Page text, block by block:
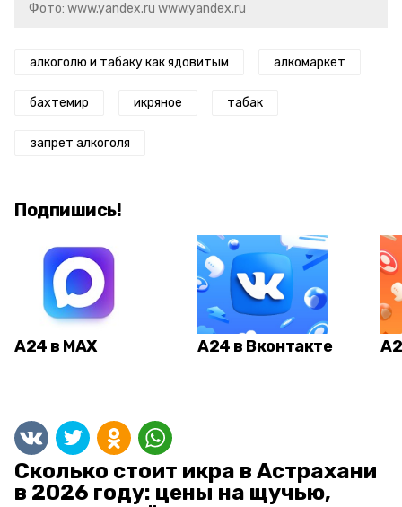
Фото: www.yandex.ru www.yandex.ru
алкоголю и табаку как ядовитым алкомаркет
бахтемир икряное табак
запрет алкоголя
Подпишись!
А24 в MAX А24 в Вконтакте
Сколько стоит икра в Астрахани
в 2026 году: цены на щучью,